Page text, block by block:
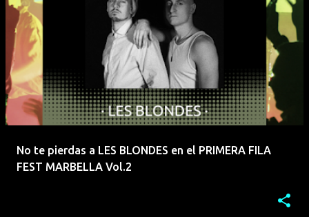
No te pierdas a LES BLONDES en el PRIMERA FILA
FEST MARBELLA Vol.2